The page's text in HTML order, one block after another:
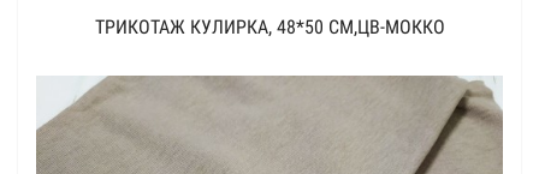
ТРИКОТАЖ КУЛИРКА, 48*50 СМ,ЦВ-МОККО